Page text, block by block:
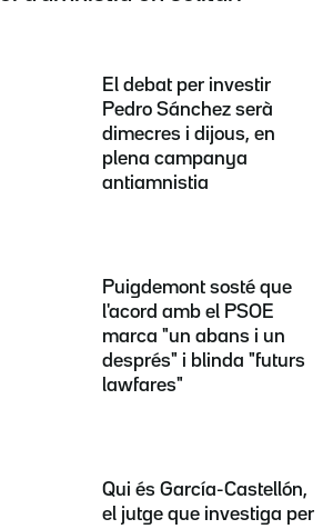
El debat per investir
Pedro Sánchez serà
dimecres i dijous, en
plena campanya
antiamnistia
Puigdemont sosté que
l'acord amb el PSOE
marca "un abans i un
després" i blinda "futurs
lawfares"
Qui és García-Castellón,
el jutge que investiga per